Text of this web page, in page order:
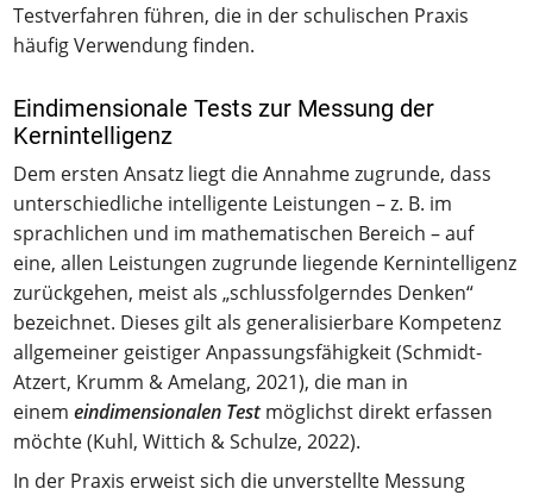
Testverfahren führen, die in der schulischen Praxis
häufig Verwendung finden.
Eindimensionale Tests zur Messung der
Kernintelligenz
Dem ersten Ansatz liegt die Annahme zugrunde, dass
unterschiedliche intelligente Leistungen – z. B. im
sprachlichen und im mathematischen Bereich – auf
eine, allen Leistungen zugrunde liegende Kernintelligenz
zurückgehen, meist als „schlussfolgerndes Denken“
bezeichnet. Dieses gilt als generalisierbare Kompetenz
allgemeiner geistiger Anpassungsfähigkeit (Schmidt-
Atzert, Krumm & Amelang, 2021), die man in
einem eindimensionalen Testmöglichst direkt erfassen
möchte (Kuhl, Wittich & Schulze, 2022).
In der Praxis erweist sich die unverstellte Messung